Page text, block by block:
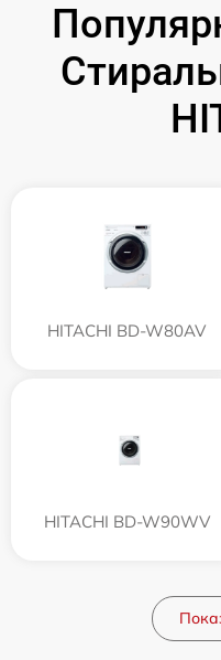
HITACHI BD-W80AV
HITACHI BD-W90WV